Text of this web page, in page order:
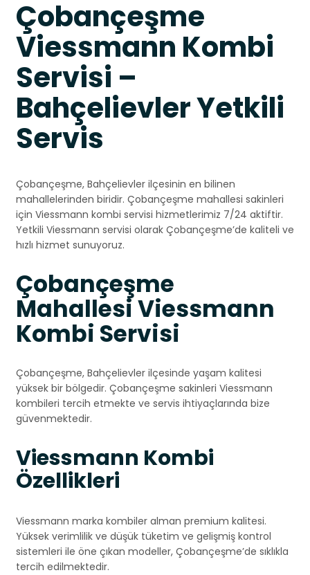
Çobançeşme
Viessmann Kombi
Servisi –
Bahçelievler Yetkili
Servis
Çobançeşme, Bahçelievler ilçesinin en bilinen
mahallelerinden biridir. Çobançeşme mahallesi sakinleri
için Viessmann kombi servisi hizmetlerimiz 7/24 aktiftir.
Yetkili Viessmann servisi olarak Çobançeşme’de kaliteli ve
hızlı hizmet sunuyoruz.
Çobançeşme
Mahallesi Viessmann
Kombi Servisi
Çobançeşme, Bahçelievler ilçesinde yaşam kalitesi
yüksek bir bölgedir. Çobançeşme sakinleri Viessmann
kombileri tercih etmekte ve servis ihtiyaçlarında bize
güvenmektedir.
Viessmann Kombi
Özellikleri
Viessmann marka kombiler alman premium kalitesi.
Yüksek verimlilik ve düşük tüketim ve gelişmiş kontrol
sistemleri ile öne çıkan modeller, Çobançeşme’de sıklıkla
tercih edilmektedir.